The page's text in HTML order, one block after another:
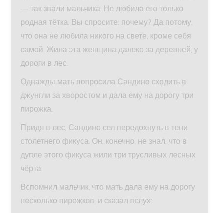
— так звали мальчика. Не любила его только
родная тётка. Вы спросите: почему? Да потому,
что она не любила никого на свете, кроме себя
самой. Жила эта женщина далеко за деревней, у
дороги в лес.
Однажды мать попросила Сандино сходить в
джунгли за хворостом и дала ему на дорогу три
пирожка.
Придя в лес, Сандино сел передохнуть в тени
столетнего фикуса. Он, конечно, не знал, что в
дупле этого фикуса жили три трусливых лесных
чёрта.
Вспомнил мальчик, что мать дала ему на дорогу
несколько пирожков, и сказал вслух: